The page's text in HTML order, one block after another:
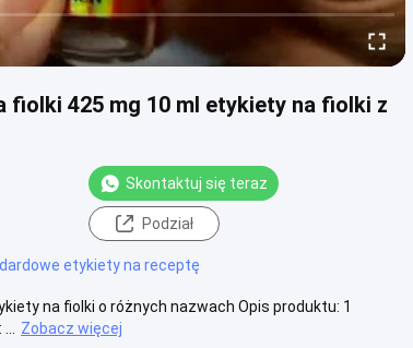
fiolki 425 mg 10 ml etykiety na fiolki z
Skontaktuj się teraz
Podział
etykiety na receptę
na fiolki o różnych nazwach Opis produktu: 1
Zobacz więcej